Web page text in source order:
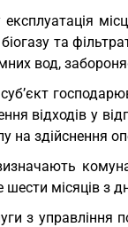
та
вод,
відходів у
здійснення
місяців з
з